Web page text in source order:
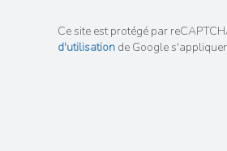
Ce site est protégé par
d'utilisation de Google